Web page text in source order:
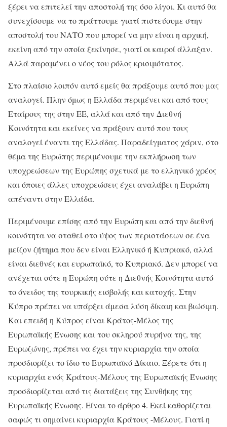
ξέρει να επιτελεί την αποστολή της όσο λίγοι. Κι αυτό θα
συνεχίσουμε να το πράττουμε γιατί πιστεύουμε στην
αποστολή του ΝΑΤΟ που μπορεί να μην είναι η αρχική,
εκείνη από την οποία ξεκίνησε, γιατί οι καιροί άλλαξαν.
Αλλά παραμένει ο νέος του ρόλος κρισιμότατος.
Στο πλαίσιο λοιπόν αυτό εμείς θα πράξουμε αυτό που μας
αναλογεί. Πλην όμως η Ελλάδα περιμένει και από τους
Εταίρους της στην ΕΕ, αλλά και από την Διεθνή
Κοινότητα και εκείνες να πράξουν αυτό που τους
αναλογεί έναντι της Ελλάδας. Παραδείγματος χάριν, στο
θέμα της Ευρώπης περιμένουμε την εκπλήρωση των
υποχρεώσεων της Ευρώπης σχετικά με το ελληνικό χρέος
και όποιες άλλες υποχρεώσεις έχει αναλάβει η Ευρώπη
απέναντι στην Ελλάδα.
Περιμένουμε επίσης από την Ευρώπη και από την διεθνή
κοινότητα να σταθεί στο ύψος των περιστάσεων σε ένα
μείζον ζήτημα που δεν είναι Ελληνικό ή Κυπριακό, αλλά
είναι διεθνές και ευρωπαϊκό, το Κυπριακό. Δεν μπορεί να
ανέχεται ούτε η Ευρώπη ούτε η Διεθνής Κοινότητα αυτό
το όνειδος της τουρκικής εισβολής και κατοχής. Στην
Κύπρο πρέπει να υπάρξει άμεσα λύση δίκαιη και βιώσιμη.
Και επειδή η Κύπρος είναι Κράτος-Μέλος της
Ευρωπαϊκής Ένωσης και του σκληρού πυρήνα της, της
Ευρωζώνης, πρέπει να έχει την κυριαρχία την οποία
προσδιορίζει το ίδιο το Ευρωπαϊκό Δίκαιο. Ξέρετε ότι η
κυριαρχία ενός Κράτους-Μέλους της Ευρωπαϊκής Ένωσης
προσδιορίζεται από τις διατάξεις της Συνθήκης της
Ευρωπαϊκής Ένωσης. Είναι το άρθρο 4. Εκεί καθορίζεται
σαφώς τι σημαίνει κυριαρχία Κράτους -Μέλους. Γιατί η